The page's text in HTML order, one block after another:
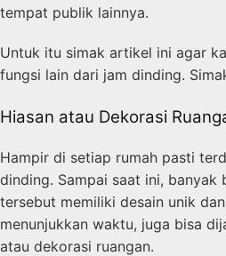
tempat publik lainnya.
Untuk itu simak artikel ini agar
fungsi lain dari jam dinding.
Hiasan atau Dekorasi
Hampir di setiap rumah pasti
dinding. Sampai saat ini, banyak
tersebut memiliki desain unik
menunjukkan waktu, juga bisa
atau dekorasi ruangan.